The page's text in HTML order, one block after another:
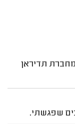
תדיראן
שפגשתי.